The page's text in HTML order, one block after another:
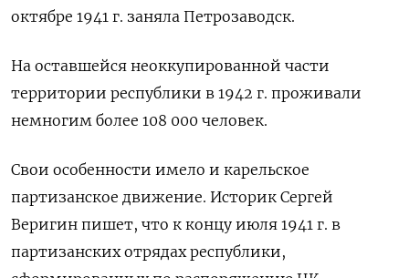
октябре 1941 г. заняла Петрозаводск.
На оставшейся неоккупированной части
территории республики в 1942 г. проживали
немногим более 108 000 человек.
Свои особенности имело и карельское
партизанское движение. Историк Сергей
Веригин пишет, что к концу июля 1941 г. в
партизанских отрядах республики,